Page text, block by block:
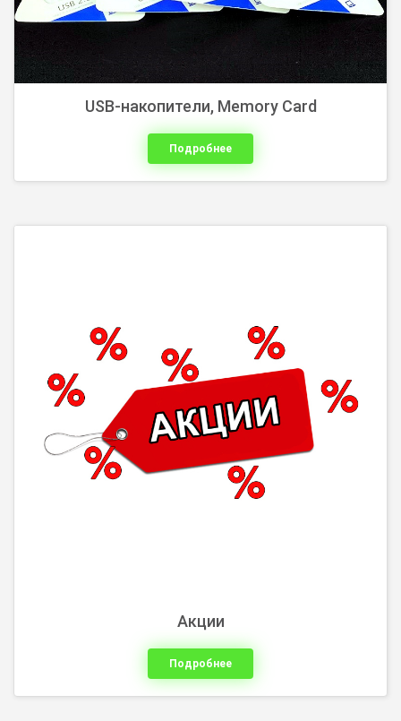
USB-накопители, Memory Card
Подробнее
Акции
Подробнее